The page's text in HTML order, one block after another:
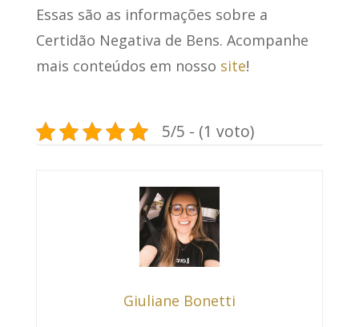
Essas são as informações sobre a
Certidão Negativa de Bens. Acompanhe
mais conteúdos em nosso site!
5/5 - (1 voto)
Giuliane Bonetti